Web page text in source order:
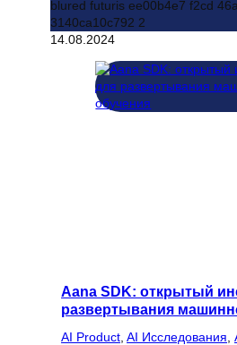
14.08.2024
Aana SDK: открытый
развертывания
AI Product AI Исследования